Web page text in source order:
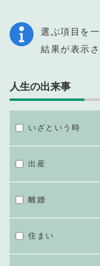
選ぶ項目を
結果が表示
人生の出来事
いざという時
出産
離婚
住まい